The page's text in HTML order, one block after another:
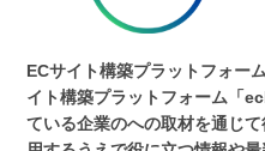
ECサイト構築プラットフォ
イト構築プラットフォーム「
ている企業のへの取材を通じ